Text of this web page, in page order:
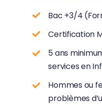
Bac +3/4
Certification
5 ans
services en
Hommes ou
problèmes